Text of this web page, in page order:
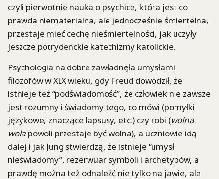
czyli pierwotnie nauka o psychice, która jest co
prawda niematerialna, ale jednocześnie śmiertelna,
przestaje mieć cechę nieśmiertelności, jak uczyły
jeszcze potrydenckie katechizmy katolickie.
Psychologia na dobre zawładnęła umysłami
filozofów w XIX wieku, gdy Freud dowodził, że
istnieje też “podświadomość”, że człowiek nie zawsze
jest rozumny i świadomy tego, co mówi (pomyłki
językowe, znaczące lapsusy, etc.) czy robi (wolna
wola powoli przestaje być wolna), a uczniowie idą
dalej i jak Jung stwierdzą, że istnieje “umysł
nieświadomy”, rezerwuar symboli i archetypów, a
prawdę można też odnaleźć nie tylko na jawie, ale